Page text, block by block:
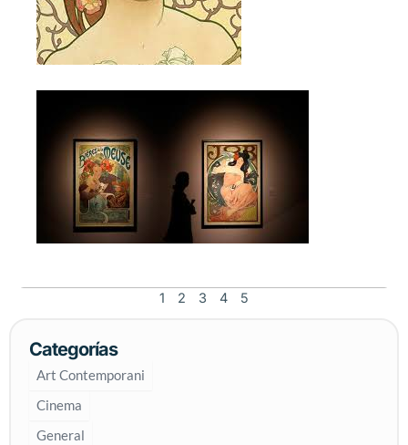
1 2 3 4 5
Categorías
Art Contemporani
Cinema
General